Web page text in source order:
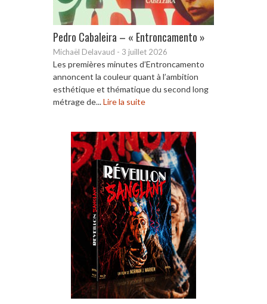
Pedro Cabaleira – « Entroncamento »
Michaël Delavaud - 3 juillet 2026
Les premières minutes d’Entroncamento
annoncent la couleur quant à l’ambition
esthétique et thématique du second long
métrage de...Lire la suite